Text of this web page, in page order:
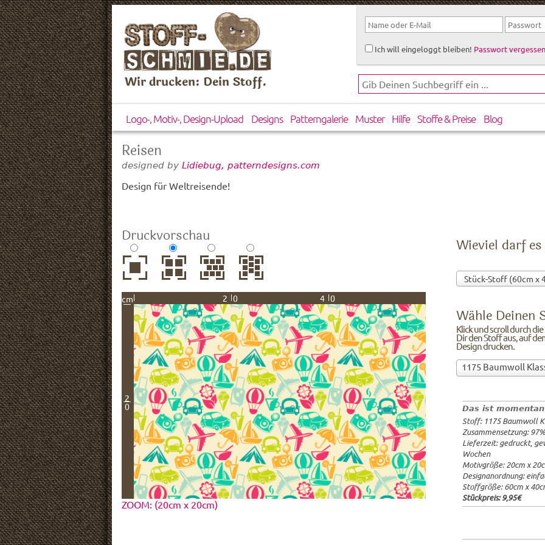
Wir drucken: Dein Stoff.
Ich will eingeloggt bleiben! Passwort
Logo-, Motiv-, Design-Upload Designs Patterngalerie Muster Hilfe Stoffe & Preise Blog
Reisen
designed by Lidiebug, patterndesigns.com
Design für Weltreisende!
Das ist
Stoff: 1175 Baumwoll
Zusammensetzung:
Lieferzeit: gedruckt,
Wochen
Motivgröße: 20cm x
Designanordnung:
Stoffgröße: 60cm x
Stückpreis:9,95€
Druckvorschau
cm 20 40
2
0
ZOOM: (20cm x 20cm)
Wieviel darf es
Wähle Deinen
Klick und scroll durch
Dir den Stoff aus, auf
Design drucken.
1175 Baumwoll
Gewicht:
Lieferzeit:
20x20cm:
60x40cm:
ab 1m:
ab 10m:
ab 50m:
Wähle
Deinen
und
scroll
durch
die
Stoffübersicht
und
suche
Dir
den
Stoff
dem